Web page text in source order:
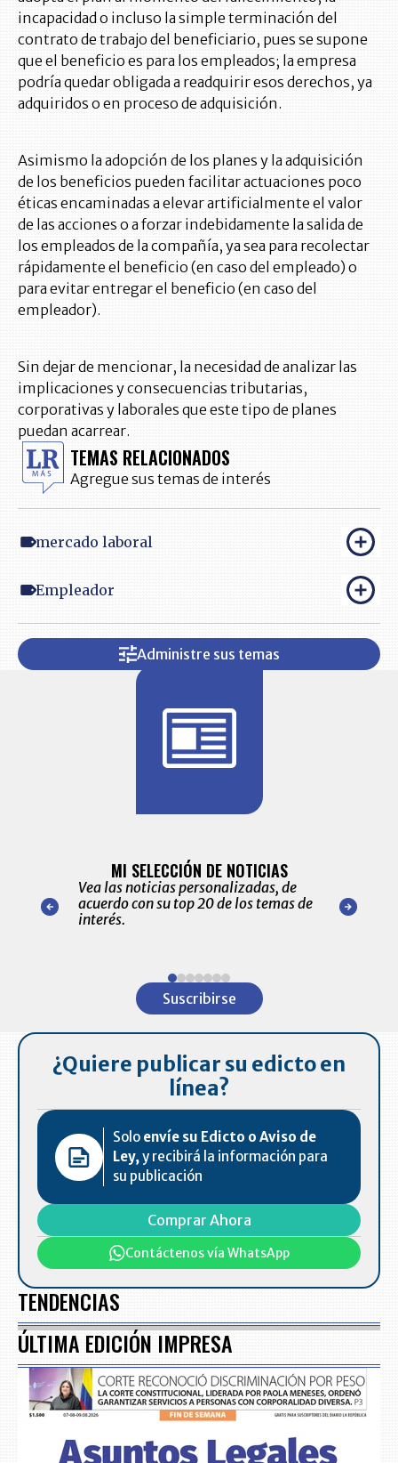
incapacidad o incluso la simple terminación del
contrato de trabajo del beneficiario, pues se supone
que el beneficio es para los empleados; la empresa
podría quedar obligada a readquirir esos derechos, ya
adquiridos o en proceso de adquisición.
Asimismo la adopción de los planes y la adquisición
de los beneficios pueden facilitar actuaciones poco
éticas encaminadas a elevar artificialmente el valor
de las acciones o a forzar indebidamente la salida de
los empleados de la compañía, ya sea para recolectar
rápidamente el beneficio (en caso del empleado) o
para evitar entregar el beneficio (en caso del
empleador).
Sin dejar de mencionar, la necesidad de analizar las
implicaciones y consecuencias tributarias,
corporativas y laborales que este tipo de planes
puedan acarrear.
TEMAS RELACIONADOS
Agregue sus temas de interés
mercado laboral
Empleador
Administre sus temas
nuestro
para
MI SELECCIÓN DE NOTICIAS
Vea las noticias personalizadas, de
acuerdo con su top 20 de los temas de
interés.
de las
Suscribirse
¿Quiere publicar su edicto en
línea?
Solo envíe su Edicto o Aviso de
Ley,y recibirá la información para
su publicación
Comprar Ahora
Contáctenos vía WhatsApp
TENDENCIAS
ÚLTIMA EDICIÓN IMPRESA